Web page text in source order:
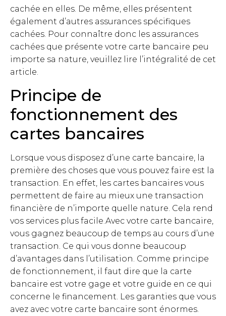
cachée en elles. De même, elles présentent
également d’autres assurances spécifiques
cachées. Pour connaître donc les assurances
cachées que présente votre carte bancaire peu
importe sa nature, veuillez lire l’intégralité de cet
article.
Principe de
fonctionnement des
cartes bancaires
Lorsque vous disposez d’une carte bancaire, la
première des choses que vous pouvez faire est la
transaction. En effet, les cartes bancaires vous
permettent de faire au mieux une transaction
financière de n’importe quelle nature. Cela rend
vos services plus facile.Avec votre carte bancaire,
vous gagnez beaucoup de temps au cours d’une
transaction. Ce qui vous donne beaucoup
d’avantages dans l’utilisation. Comme principe
de fonctionnement, il faut dire que la carte
bancaire est votre gage et votre guide en ce qui
concerne le financement. Les garanties que vous
avez avec votre carte bancaire sont énormes.